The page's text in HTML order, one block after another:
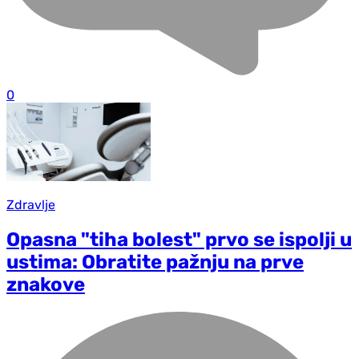
0
Zdravlje
Opasna "tiha bolest" prvo se ispolji u
ustima: Obratite pažnju na prve
znakove